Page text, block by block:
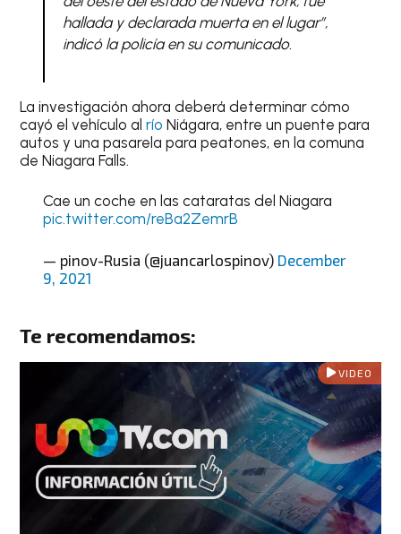
hallada y declarada muerta en el lugar”,
indicó la policía en su comunicado.
La investigación ahora deberá determinar cómo
cayó el vehículo alrío Niágara, entre un puente para
autos y una pasarela para peatones, en la comuna
de Niagara Falls.
Cae un coche en las cataratas del Niagara
pic.twitter.com/reBa2ZemrB
— pinov-Rusia (@juancarlospinov) December
9, 2021
Te recomendamos:
VIDEO